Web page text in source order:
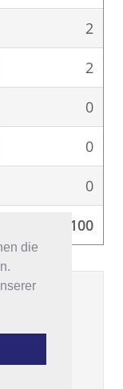
die
die
2
2
0
0
0
100
&